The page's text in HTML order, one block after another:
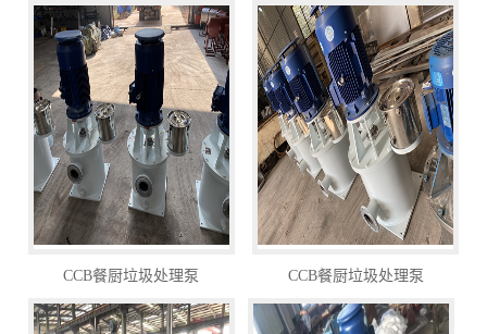
CCB餐厨垃圾处理泵 CCB餐厨垃圾处理泵